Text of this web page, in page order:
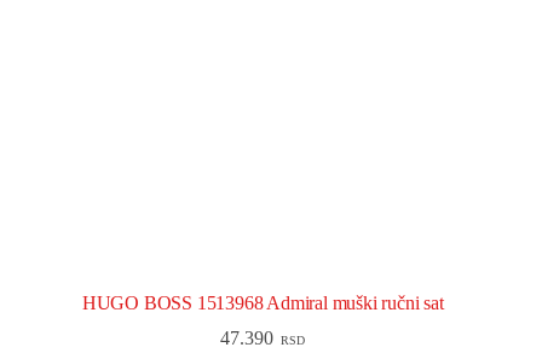
HUGO BOSS 1513968 Admiral muški ručni sat
47.390 RSD